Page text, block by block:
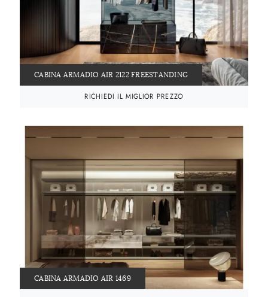
CABINA ARMADIO AIR 2122 FREESTANDING
RICHIEDI IL MIGLIOR PREZZO
CABINA ARMADIO AIR 1469